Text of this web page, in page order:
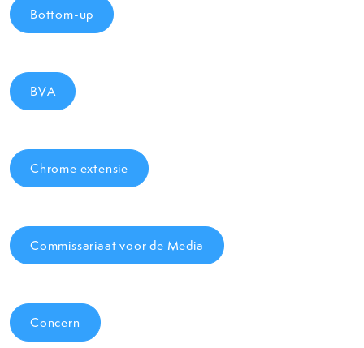
Bottom-up
BVA
Chrome extensie
Commissariaat voor de Media
Concern